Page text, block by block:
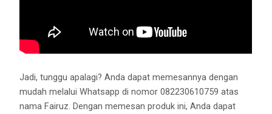
Jadi, tunggu apalagi? Anda dapat memesannya dengan
mudah melalui Whatsapp di nomor 082230610759 atas
nama Fairuz. Dengan memesan produk ini, Anda dapat